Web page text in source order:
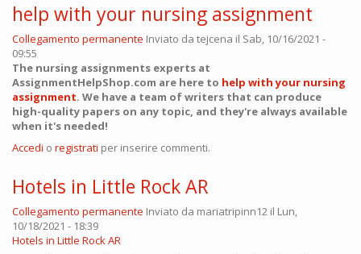
help with your nursing assignment
Collegamento permanente Inviato da tejcena il Sab, 10/16/2021 -
09:55
The nursing assignments experts at
AssignmentHelpShop.com are here to help with your nursing
assignment. We have a team of writers that can produce
high-quality papers on any topic, and they're always available
when it's needed!
Accedi o registrati per inserire commenti.
Hotels in Little Rock AR
Collegamento permanente Inviato da mariatripinn12 il Lun,
10/18/2021 - 18:39
Hotels in Little Rock AR